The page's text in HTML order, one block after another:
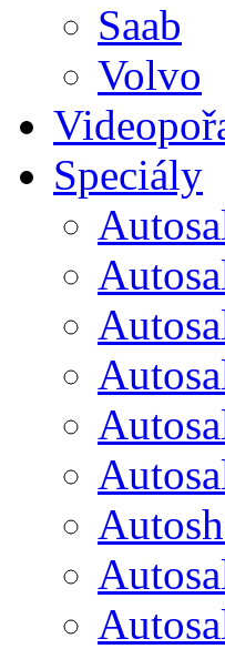
Saab
Volvo
Speciály